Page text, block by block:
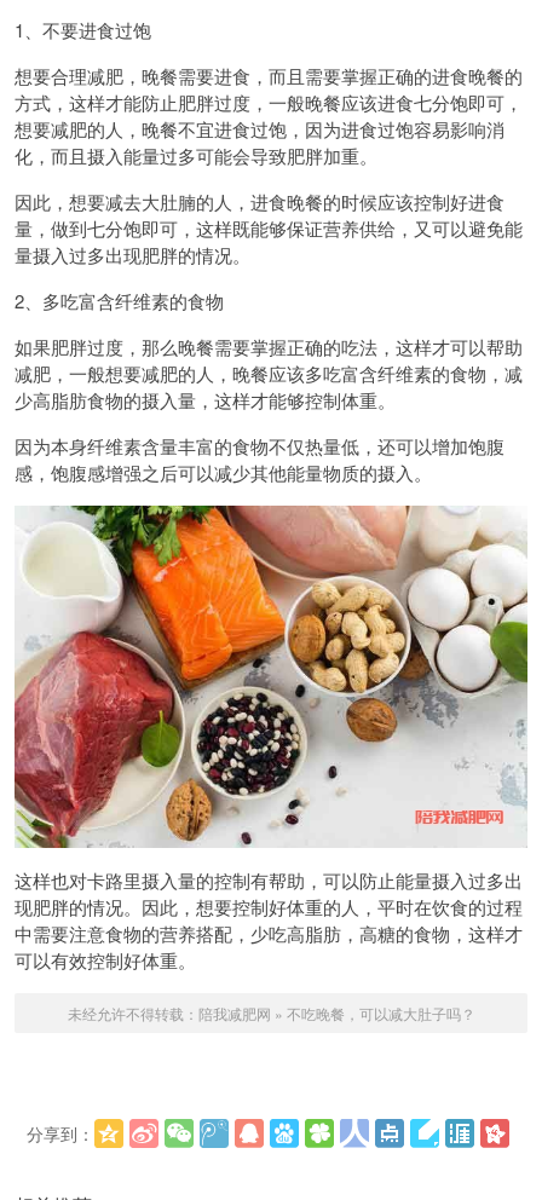
1、不要进食过饱
想要合理减肥，晚餐需要进食，而且需要掌握正确的进食晚餐的
方式，这样才能防止肥胖过度，一般晚餐应该进食七分饱即可，
想要减肥的人，晚餐不宜进食过饱，因为进食过饱容易影响消
化，而且摄入能量过多可能会导致肥胖加重。
因此，想要减去大肚腩的人，进食晚餐的时候应该控制好进食
量，做到七分饱即可，这样既能够保证营养供给，又可以避免能
量摄入过多出现肥胖的情况。
2、多吃富含纤维素的食物
如果肥胖过度，那么晚餐需要掌握正确的吃法，这样才可以帮助
减肥，一般想要减肥的人，晚餐应该多吃富含纤维素的食物，减
少高脂肪食物的摄入量，这样才能够控制体重。
因为本身纤维素含量丰富的食物不仅热量低，还可以增加饱腹
感，饱腹感增强之后可以减少其他能量物质的摄入。
这样也对卡路里摄入量的控制有帮助，可以防止能量摄入过多出
现肥胖的情况。因此，想要控制好体重的人，平时在饮食的过程
中需要注意食物的营养搭配，少吃高脂肪，高糖的食物，这样才
可以有效控制好体重。
未经允许不得转载： 陪我减肥网 » 不吃晚餐，可以减大肚子吗？
分享到：